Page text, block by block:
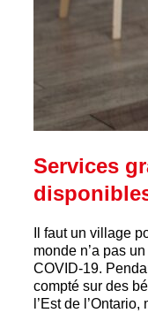
Services
Il faut un village
monde n’a pas
COVID-19.
compté sur des
l’Est de